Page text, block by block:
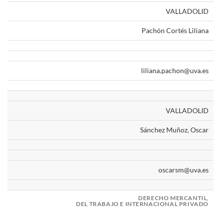
VALLADOLID
Pachón Cortés Liliana
liliana.pachon@uva.es
VALLADOLID
Sánchez Muñoz, Oscar
oscarsm@uva.es
DERECHO MERCANTIL,
DEL TRABAJO E INTERNACIONAL PRIVADO